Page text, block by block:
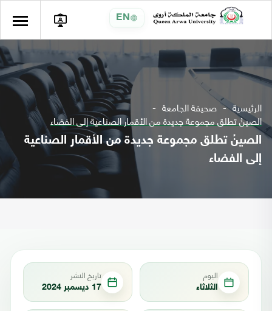
EN
الرئيسية صحيفة الجامعة
الصينُ تطلق مجموعة جديدة من الأقمار الصناعية إلى الفضاء
الصينُ تطلق مجموعة جديدة من الأقمار الصناعية
إلى الفضاء
اليوم
الثلاثاء
تاريخ النشر
17 ديسمبر 2024